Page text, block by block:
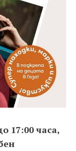
17:00 часа,